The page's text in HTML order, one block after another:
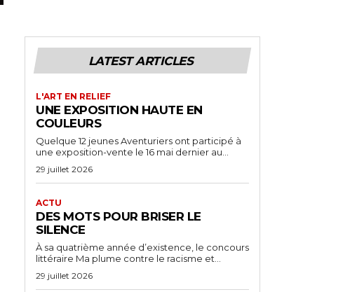
LATEST ARTICLES
L'ART EN RELIEF
UNE EXPOSITION HAUTE EN
COULEURS
Quelque 12 jeunes Aventuriers ont participé à
une exposition-vente le 16 mai dernier au...
29 juillet 2026
ACTU
DES MOTS POUR BRISER LE
SILENCE
À sa quatrième année d’existence, le concours
littéraire Ma plume contre le racisme et...
29 juillet 2026